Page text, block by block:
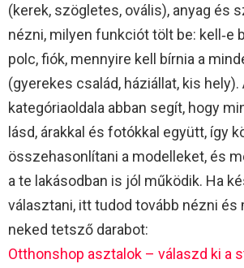
(kerek, szögletes, ovális), anyag és
nézni, milyen funkciót tölt be: kell‑e
polc, fiók, mennyire kell bírnia a
(gyerekes család, háziállat, kis
kategóriaoldala abban segít, hogy
lásd, árakkal és fotókkal együtt, így
összehasonlítani a modelleket, és
a te lakásodban is jól működik. Ha
választani, itt tudod tovább nézni és
neked tetsző darabot:
Otthonshop asztalok – válaszd ki a